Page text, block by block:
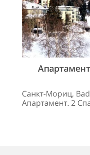
Санкт-Мориц,
Апартамент. 2